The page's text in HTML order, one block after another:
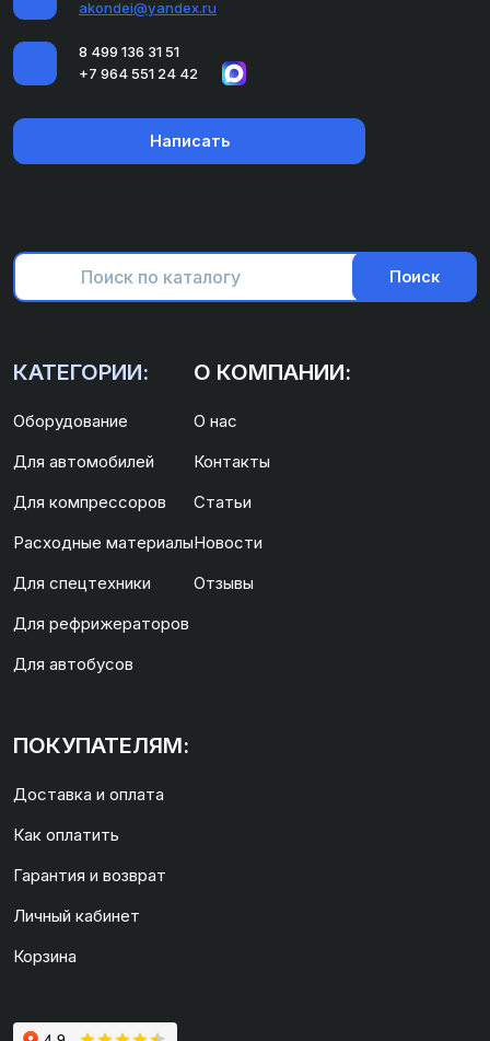
akondei@yandex.ru
8 499 136 31 51
+7 964 551 24 42
Написать
Поиск
КАТЕГОРИИ:
Оборудование
Для автомобилей
Для компрессоров
Расходные материалы
Для спецтехники
Для рефрижераторов
Для автобусов
О КОМПАНИИ:
О нас
Контакты
Статьи
Новости
Отзывы
ПОКУПАТЕЛЯМ:
Доставка и оплата
Как оплатить
Гарантия и возврат
Личный кабинет
Корзина